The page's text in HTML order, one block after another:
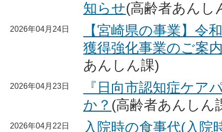
知らせ(高齢者あんし
2026年04月24日
【宮崎県の事業】令
獲得強化事業のご案
あんしん課)
2026年04月23日
『日向市認知症ケア
か？ (高齢者あんしん
2026年04月22日
入院時の食事代(入院